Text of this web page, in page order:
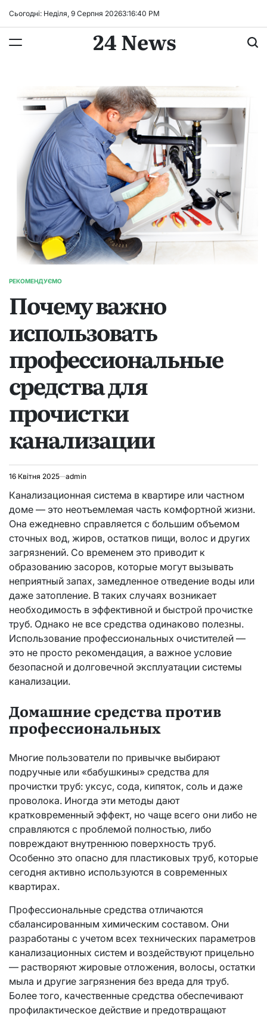
Сьогодні: Неділя, 9 Серпня 20263:16:41 PM
24 News
ОПУБЛІКУВАТИ
РЕКОМЕНДУЄМО
Почему важно
использовать
профессиональные
средства для
прочистки
канализации
16 Квітня 2025 admin
Канализационная система в квартире или частном
доме — это неотъемлемая часть комфортной жизни.
Она ежедневно справляется с большим объемом
сточных вод, жиров, остатков пищи, волос и других
загрязнений. Со временем это приводит к
образованию засоров, которые могут вызывать
неприятный запах, замедленное отведение воды или
даже затопление. В таких случаях возникает
необходимость в эффективной и быстрой прочистке
труб. Однако не все средства одинаково полезны.
Использование профессиональных очистителей —
это не просто рекомендация, а важное условие
безопасной и долговечной эксплуатации системы
канализации.
Домашние средства против
профессиональных
Многие пользователи по привычке выбирают
подручные или «бабушкины» средства для
прочистки труб: уксус, сода, кипяток, соль и даже
проволока. Иногда эти методы дают
кратковременный эффект, но чаще всего они либо не
справляются с проблемой полностью, либо
повреждают внутреннюю поверхность труб.
Особенно это опасно для пластиковых труб, которые
сегодня активно используются в современных
квартирах.
Профессиональные средства отличаются
сбалансированным химическим составом. Они
разработаны с учетом всех технических параметров
канализационных систем и воздействуют прицельно
— растворяют жировые отложения, волосы, остатки
мыла и другие загрязнения без вреда для труб.
Более того, качественные средства обеспечивают
профилактическое действие и предотвращают